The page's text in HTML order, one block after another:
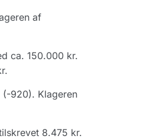
af
ca. 150.000 kr.
920). Klageren
8.475 kr.